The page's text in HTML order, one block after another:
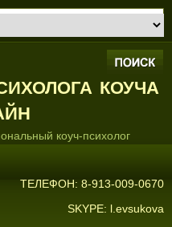
коуча
коуч-психолог
ТЕЛЕФОН: 8-913-009-0670
SKYPE: l.evsukova